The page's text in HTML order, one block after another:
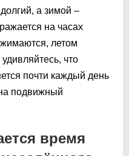
а зимой –
на часах
летом
что
почти каждый день
подвижный
время